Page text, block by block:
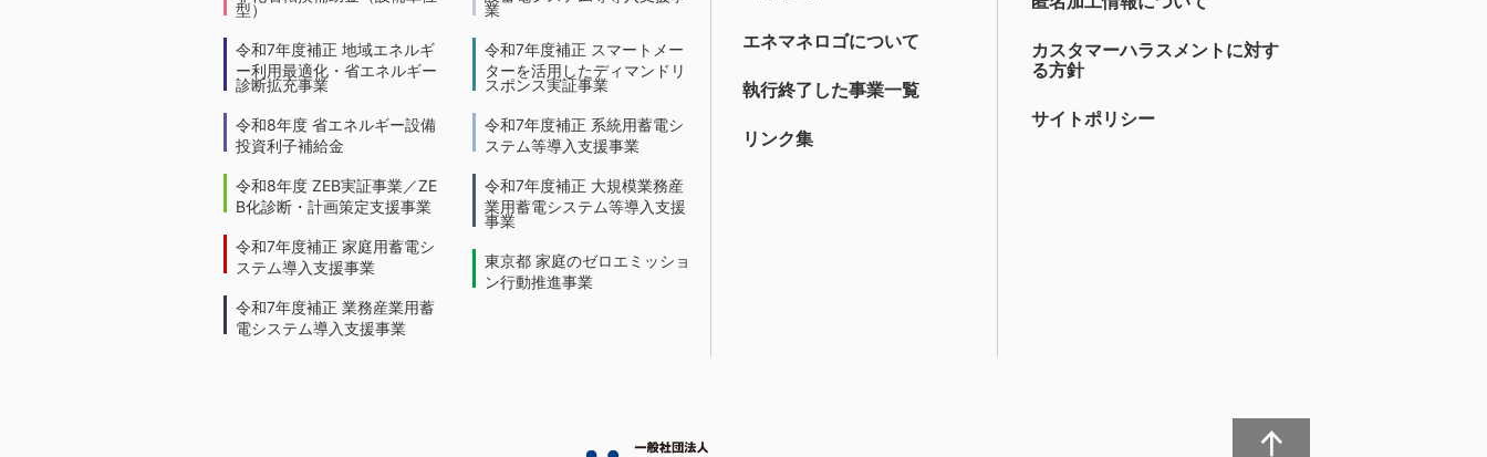
型）
令和7年度補正 地域エネルギ
ー利用最適化・省エネルギー
診断拡充事業
令和8年度 省エネルギー設備
投資利子補給金
令和8年度 ZEB実証事業／ZE
B化診断・計画策定支援事業
令和7年度補正 家庭用蓄電シ
ステム導入支援事業
令和7年度補正 業務産業用蓄
電システム導入支援事業
業
令和7年度補正 スマートメー
ターを活用したディマンドリ
スポンス実証事業
令和7年度補正 系統用蓄電シ
ステム等導入支援事業
令和7年度補正 大規模業務産
業用蓄電システム等導入支援
事業
東京都 家庭のゼロエミッショ
ン行動推進事業
エネマネロゴについて
執行終了した事業一覧
リンク集
カスタマーハラスメントに対す
る方針
サイトポリシー